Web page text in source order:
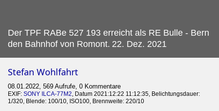
Der TPF RABe 527 193 erreicht als RE Bulle - Bern
den Bahnhof von Romont. 22. Dez. 2021
Stefan Wohlfahrt
08.01.2022, 569 Aufrufe, 0 Kommentare
EXIF: SONY ILCA-77M2 , Datum 2021:12:22 11:12:35, Belichtungsdauer:
1/320, Blende: 100/10, ISO100, Brennweite: 220/10